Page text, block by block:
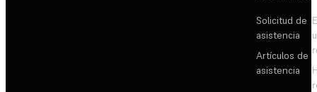
Solicitud de
asistencia
Artículos de
asistencia